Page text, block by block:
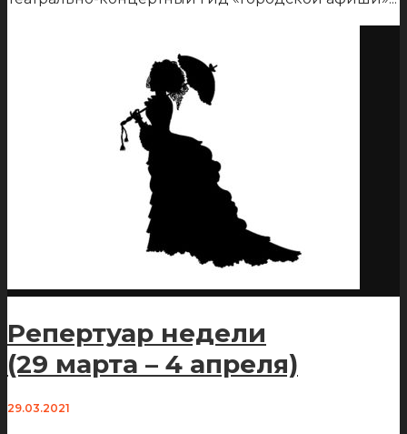
Репертуар недели
(29 марта – 4 апреля)
29.03.2021